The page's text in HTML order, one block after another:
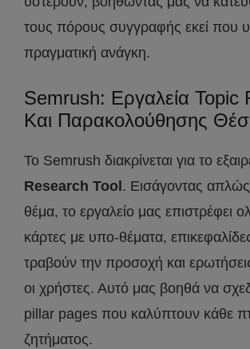
τους πόρους συγγραφής εκεί που
πραγματική ανάγκη.
Semrush: Εργαλεία Topic
Και Παρακολούθησης
Το Semrush διακρίνεται για το
Research Tool . Εισάγοντας απλώς
θέμα, το εργαλείο μας επιστρέφει
κάρτες με υπο-θέματα,
τραβούν την προσοχή και
οι χρήστες. Αυτό μας βοηθά να
pillar pages που καλύπτουν κάθε
ζητήματος.